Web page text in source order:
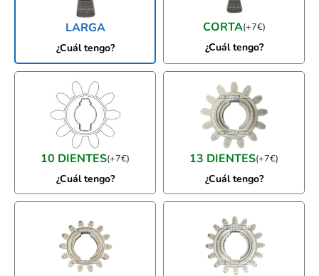
LARGA
¿Cuál tengo?
CORTA(+7€)
¿Cuál tengo?
10 DIENTES(+7€)
¿Cuál tengo?
13 DIENTES(+7€)
¿Cuál tengo?